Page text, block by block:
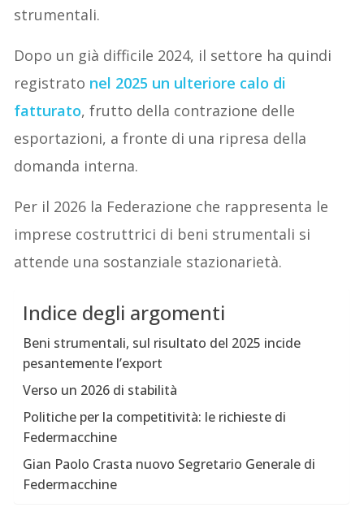
strumentali.
Dopo un già difficile 2024, il settore ha quindi
registrato nel 2025 un ulteriore calo di
fatturato, frutto della contrazione delle
esportazioni, a fronte di una ripresa della
domanda interna.
Per il 2026 la Federazione che rappresenta le
imprese costruttrici di beni strumentali si
attende una sostanziale stazionarietà.
Indice degli argomenti
Beni strumentali, sul risultato del 2025 incide
pesantemente l’export
Verso un 2026 di stabilità
Politiche per la competitività: le richieste di
Federmacchine
Gian Paolo Crasta nuovo Segretario Generale di
Federmacchine